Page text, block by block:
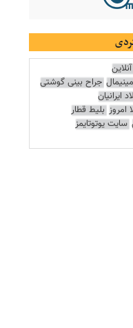
جراح بینی گوشتی
ایرانیان
بلیط قطار
سایت یوتوتایمز